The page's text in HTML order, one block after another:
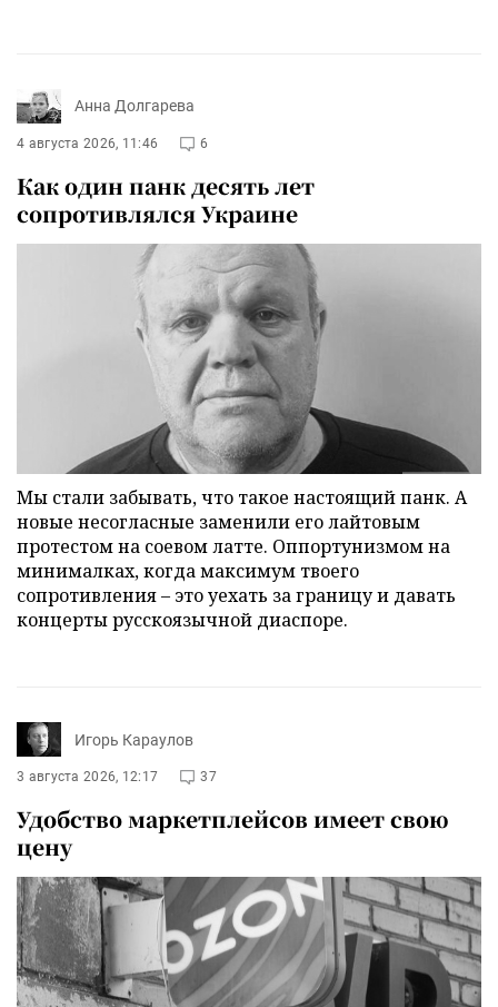
Анна Долгарева
4 августа 2026, 11:46 6
Как один панк десять лет
сопротивлялся Украине
Мы стали забывать, что такое настоящий панк. А
новые несогласные заменили его лайтовым
протестом на соевом латте. Оппортунизмом на
минималках, когда максимум твоего
сопротивления – это уехать за границу и давать
концерты русскоязычной диаспоре.
Игорь Караулов
3 августа 2026, 12:17 37
Удобство маркетплейсов имеет свою
цену